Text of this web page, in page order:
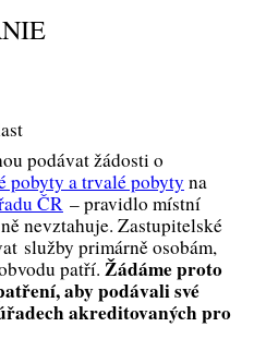
podávat žádosti o
pobyty a trvalé pobyty na
ČR– pravidlo místní
nevztahuje. Zastupitelské
služby primárně osobám,
patří. Žádáme proto
aby podávali své
akreditovaných pro